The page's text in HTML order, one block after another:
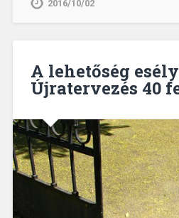
2016/10/02
A lehetőség
Újratervezés 40